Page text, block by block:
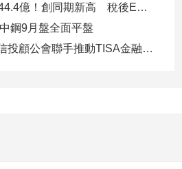
玉山金前7月獲利244.4億！創同期新高 稅後EPS自結1.51元
鋼9月盤全面平盤
金研院、集保、投信投顧公會聯手推動TISA金融教育 將辦150場宣講